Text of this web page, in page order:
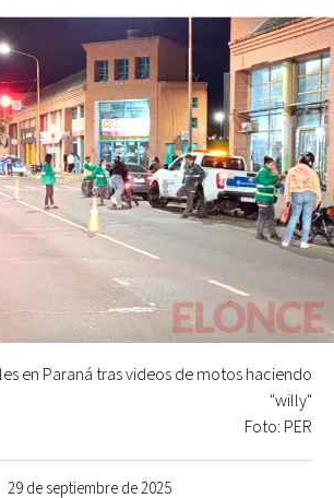
29 de septiembre de 2025
en Paraná tras videos de motos haciendo
"willy"
Foto: PER